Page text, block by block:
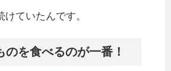
けていたんです。
のを食べるのが一番！